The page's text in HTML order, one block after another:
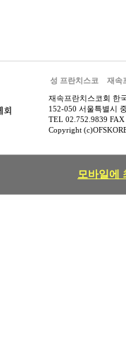
성 프란치스코 재속
재속프란치스코회 한
152-050 서울특별시
TEL 02.752.9839
Copyright
모바일에